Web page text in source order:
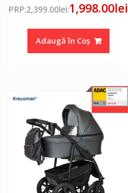
PRP:2,399.00lei:1,998.00lei
Adaugă în Coș